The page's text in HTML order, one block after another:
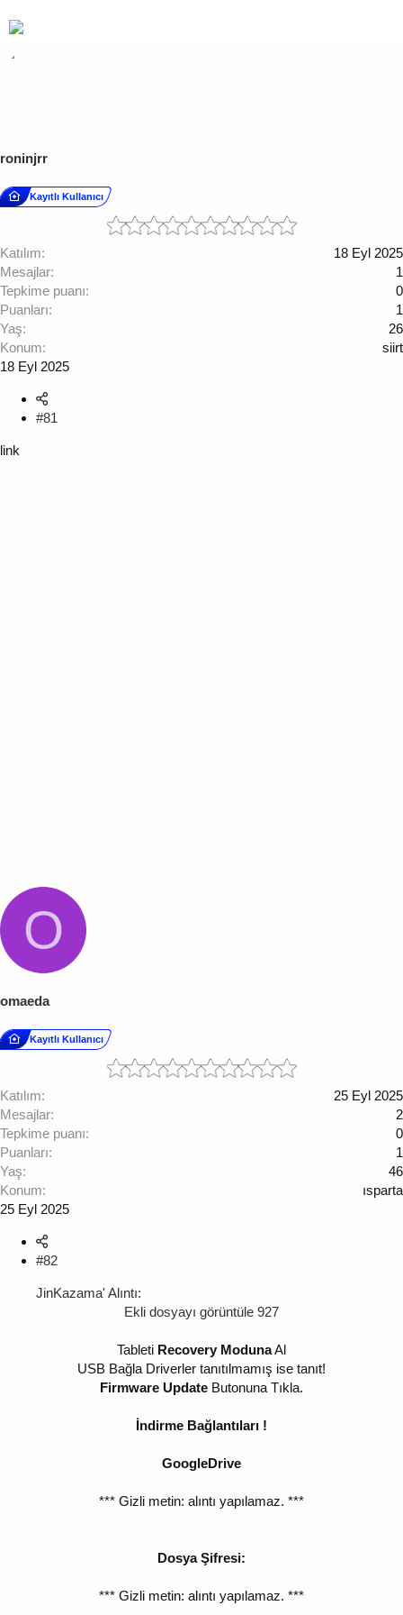
roninjrr
Kayıtlı Kullanıcı
Katılım
18 Eyl 2025
Mesajlar
1
Tepkime puanı
0
Puanları
1
Yaş
26
Konum
siirt
18 Eyl 2025
#81
link
O
omaeda
Kayıtlı Kullanıcı
Katılım
25 Eyl 2025
Mesajlar
2
Tepkime puanı
0
Puanları
1
Yaş
46
Konum
ısparta
25 Eyl 2025
#82
JinKazama' Alıntı:
Ekli dosyayı görüntüle 927
Tableti Recovery ModunaAl
USB Bağla Driverler tanıtılmamış ise tanıt!
Firmware Update Butonuna Tıkla.
İndirme Bağlantıları !
GoogleDrive
*** Gizli metin: alıntı yapılamaz. ***
Dosya Şifresi:
*** Gizli metin: alıntı yapılamaz. ***